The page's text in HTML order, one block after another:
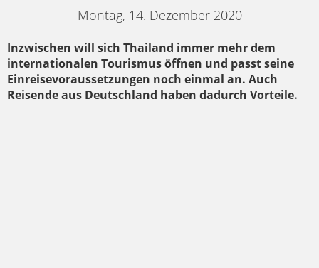
Montag, 14. Dezember 2020
Inzwischen will sich Thailand immer mehr dem
internationalen Tourismus öffnen und passt seine
Einreisevoraussetzungen noch einmal an. Auch
Reisende aus Deutschland haben dadurch Vorteile.